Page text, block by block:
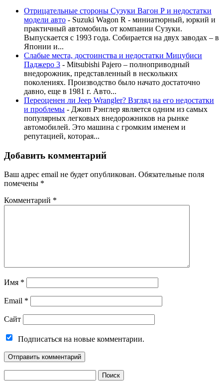
Отрицательные стороны Сузуки Вагон Р и недостатки
модели авто - Suzuki Wagon R - миниатюрный, юркий и
практичный автомобиль от компании Сузуки.
Выпускается с 1993 года. Собирается на двух заводах – в
Японии и...
Слабые места, достоинства и недостатки Мицубиси
Паджеро 3 - Mitsubishi Pajero – полноприводный
внедорожник, представленный в нескольких
поколениях. Производство было начато достаточно
давно, еще в 1981 г. Авто...
Переоценен ли Jeep Wrangler? Взгляд на его недостатки
и проблемы - Джип Рэнглер является одним из самых
популярных легковых внедорожников на рынке
автомобилей. Это машина с громким именем и
репутацией, которая...
Добавить комментарий
Ваш адрес email не будет опубликован. Обязательные поля
помечены *
Комментарий *
Имя *
Email *
Сайт
Подписаться на новые комментарии.